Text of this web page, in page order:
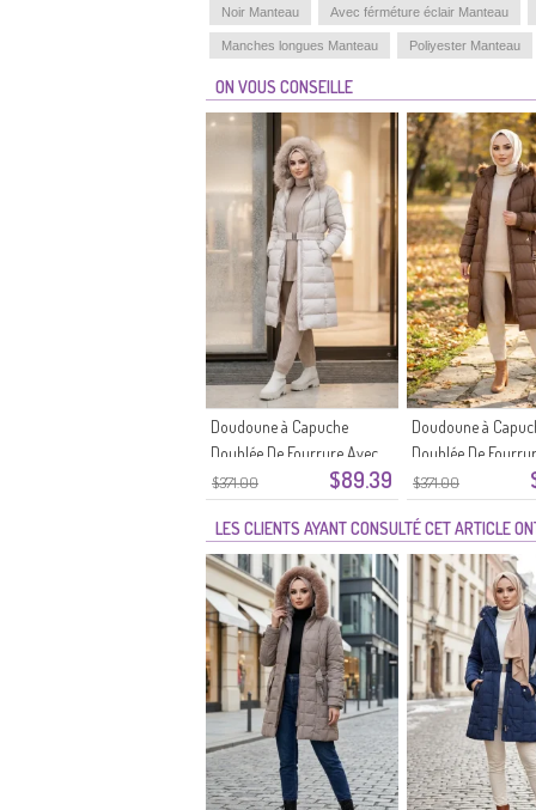
Noir Manteau Avec férméture éclair Manteau
Manches longues Manteau Poliyester Manteau
ON VOUS CONSEILLE
$371.00 $89.39
Doudoune à Capuche
Doublée De Fourrure Avec
Ceinture 6135-04 Beige
$371.00
Doudoune à
Doublée De
Ceinture 6135-02
LES CLIENTS AYANT CONSULTÉ CET ARTICLE